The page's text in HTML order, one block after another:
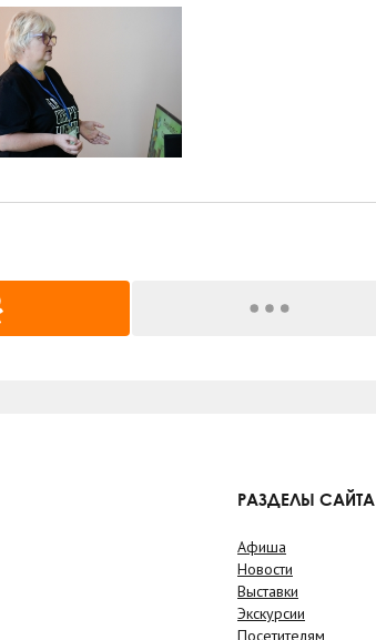
РАЗДЕЛЫ САЙТА
Афиша
Новости
Выставки
Экскурсии
Посетителям